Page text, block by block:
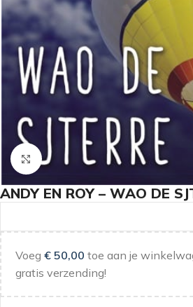
Klik om te vergroten
ANDY EN ROY – WAO DE
Voeg € 50,00 toe aan je
gratis verzending!